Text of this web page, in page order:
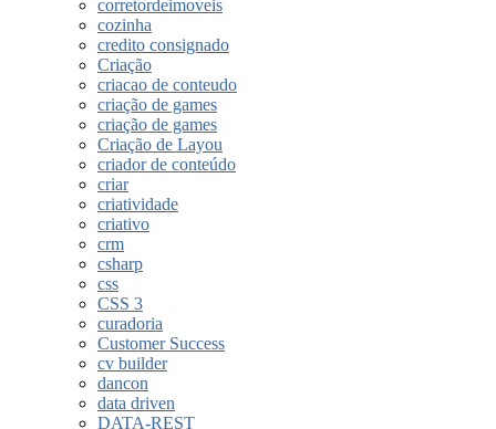
corretordeimoveis
cozinha
credito consignado
Criação
criacao de conteudo
criação de games
criação de games
Criação de Layou
criador de conteúdo
criar
criatividade
criativo
crm
csharp
css
CSS 3
curadoria
Customer Success
cv builder
dancon
data driven
DATA-REST